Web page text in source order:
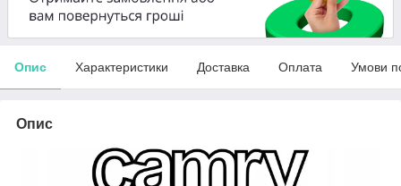
Опис Характеристики Доставка Оплата Умови
Опис